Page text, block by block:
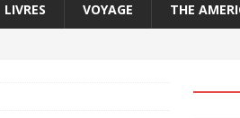
LIVRES VOYAGE THE